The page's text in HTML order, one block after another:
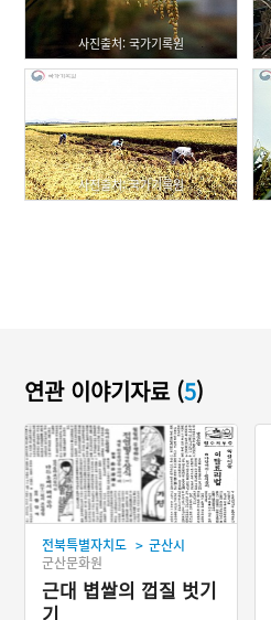
사진출처: 국가기록원
사진출처: 국가기록원
연관 이야기자료 (5)
전북특별자치도 > 군산시
군산문화원
근대 볍쌀의 껍질 벗기
기